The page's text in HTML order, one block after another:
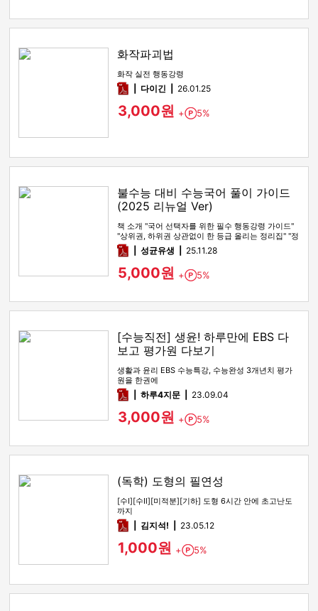
화작파괴법
화작 실전 행동강령
pdf다이긴 26.01.25
3,000원 + Point
5%
불수능 대비 수능국어 풀이 가이드
(2025 리뉴얼 Ver)
책 소개 "국어 선택자를 위한 필수 행동강령 가이드"
"상위권, 하위권 상관없이 한 등급 올리는 정리집" "정
시파이터 적극 …
pdf성균유생 25.11.28
5,000원 + Point
5%
[수능직전] 생윤! 하루만에 EBS 다
보고 평가원 다보기
생활과 윤리 EBS 수능특강, 수능완성 3개년치 평가
원을 한권에
pdf하루4지문 23.09.04
3,000원 + Point
5%
(독학) 도형의 필연성
[수Ⅰ][수Ⅱ][미적분][기하] 도형 6시간 안에 초고난도
까지
pdf김지석! 23.05.12
1,000원 + Point
5%